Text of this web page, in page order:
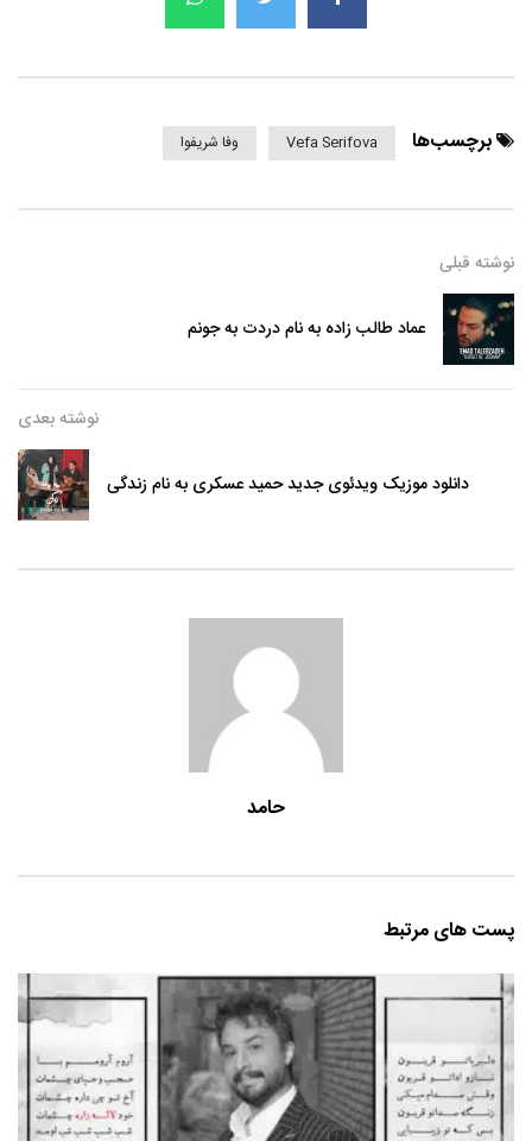
برچسب‌ها Vefa Serifova وفا شریفوا
نوشته قبلی
عماد طالب زاده به نام دردت به جونم
نوشته بعدی
دانلود موزیک ویدئوی جدید حمید عسکری به نام زندگی
حامد
پست های مرتبط